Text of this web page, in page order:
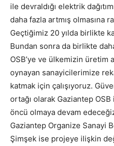
ile devraldığı elektrik
daha fazla artmış olmasına
Geçtiğimiz 20 yılda birlikte
Bundan sonra da birlikte
OSB’ye ve ülkemizin üretim
oynayan sanayicilerimize
katmak için çalışıyoruz.
ortağı olarak Gaziantep
öncü olmaya devam
Gaziantep Organize Sanayi
Şimşek ise projeye ilişkin